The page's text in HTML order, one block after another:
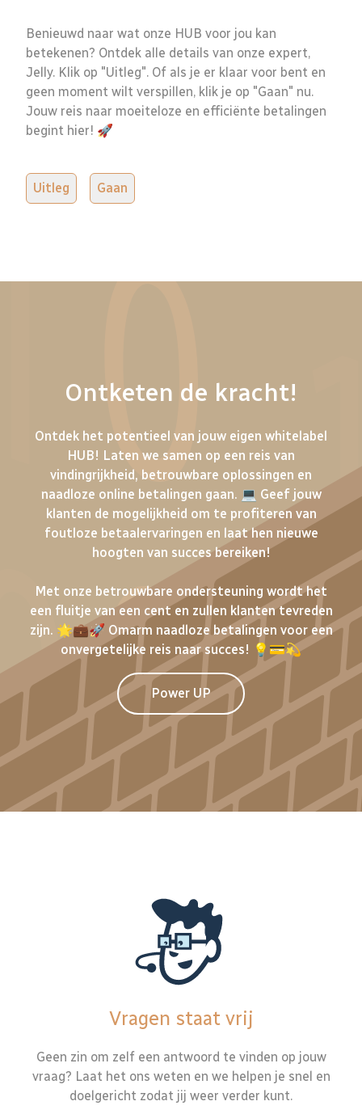
Benieuwd naar wat onze HUB voor jou kan
betekenen? Ontdek alle details van onze expert,
Jelly. Klik op "Uitleg". Of als je er klaar voor bent en
geen moment wilt verspillen, klik je op "Gaan" nu.
Jouw reis naar moeiteloze en efficiënte betalingen
begint hier! 🚀
Uitleg Gaan
Ontketen de kracht!
Ontdek het potentieel van jouw eigen whitelabel
HUB! Laten we samen op een reis van
vindingrijkheid, betrouwbare oplossingen en
naadloze online betalingen gaan. 💻 Geef jouw
klanten de mogelijkheid om te profiteren van
foutloze betaalervaringen en laat hen nieuwe
hoogten van succes bereiken!
Met onze betrouwbare ondersteuning wordt het
een fluitje van een cent en zullen klanten tevreden
zijn. 🌟💼🚀 Omarm naadloze betalingen voor een
onvergetelijke reis naar succes! 💡💳💫
Power UP
Vragen staat vrij
Geen zin om zelf een antwoord te vinden op jouw
vraag? Laat het ons weten en we helpen je snel en
doelgericht zodat jij weer verder kunt.